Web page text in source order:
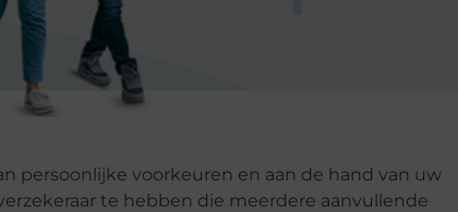
persoonlijke voorkeuren en aan de hand van uw
te hebben die meerdere aanvullende